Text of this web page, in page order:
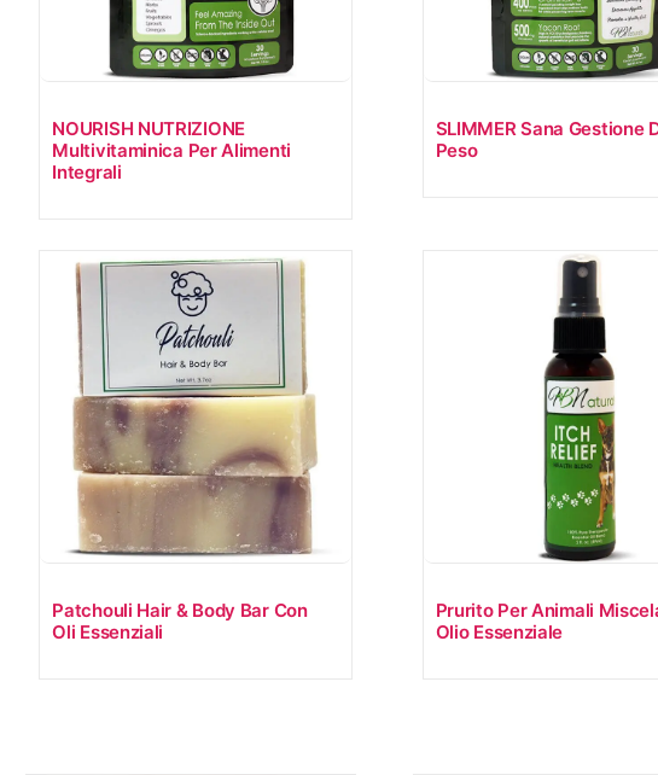
NOURISH NUTRIZIONE
Multivitaminica Per Alimenti
Integrali
SLIMMER Sana Gestione
Peso
Patchouli Hair & Body Bar Con
Oli Essenziali
Prurito Per Animali
Olio Essenziale